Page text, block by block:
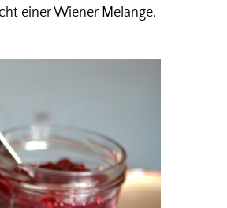
einer Wiener Melange.